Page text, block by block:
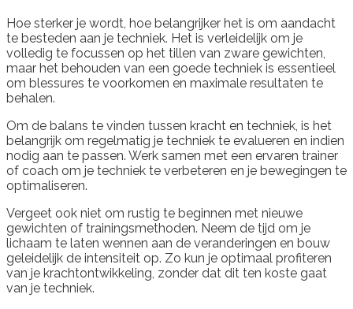
Hoe sterker je wordt, hoe belangrijker het is om aandacht
te besteden aan je techniek. Het is verleidelijk om je
volledig te focussen op het tillen van zware gewichten,
maar het behouden van een goede techniek is essentieel
om blessures te voorkomen en maximale resultaten te
behalen.
Om de balans te vinden tussen kracht en techniek, is het
belangrijk om regelmatig je techniek te evalueren en indien
nodig aan te passen. Werk samen met een ervaren trainer
of coach om je techniek te verbeteren en je bewegingen te
optimaliseren.
Vergeet ook niet om rustig te beginnen met nieuwe
gewichten of trainingsmethoden. Neem de tijd om je
lichaam te laten wennen aan de veranderingen en bouw
geleidelijk de intensiteit op. Zo kun je optimaal profiteren
van je krachtontwikkeling, zonder dat dit ten koste gaat
van je techniek.